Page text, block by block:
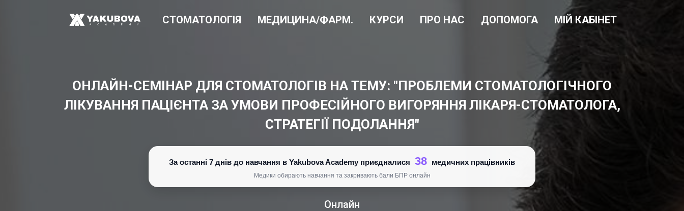
СТОМАТОЛОГІЯ МЕДИЦИНА/ФАРМ. КУРСИ ПРО НАС ДОПОМОГА МІЙ КАБІНЕТ
ОНЛАЙН-СЕМІНАР ДЛЯ СТОМАТОЛОГІВ НА ТЕМУ: "ПРОБЛЕМИ СТОМАТОЛОГІЧНОГО
ЛІКУВАННЯ ПАЦІЄНТА ЗА УМОВИ ПРОФЕСІЙНОГО ВИГОРЯННЯ ЛІКАРЯ-СТОМАТОЛОГА,
СТРАТЕГІЇ ПОДОЛАННЯ"
За останні 7 днів до навчання в Yakubova Academy приєдналися 38 медичних працівників
Медики обирають навчання та закривають бали БПР онлайн
Онлайн